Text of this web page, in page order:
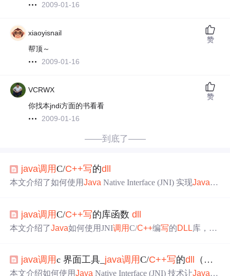
2009-01-16
xiaoyisnail
帮顶～
2009-01-16
赞
VCRWX
你找本jndi方面的书看看
2009-01-16
赞
——到底了——
java调用C/C++写的dll
本文介绍了如何使用Java Native Interface (JNI) 实现Java调
步骤：1) 定义Java接口，声明native方法；2) 使用
成C/C++头文件；3) 编写C/C++代码实现接口函数；4) 编
java调用C/C++写的库函数dll
本文介绍了Java如何使用JNI调用C/C++编写的DLL库，包
转换的过程。
java调用c 界面工具_ java调用C/C++写的dll （转）
本文介绍如何使用Java Native Interface (JNI) 技术让Java程